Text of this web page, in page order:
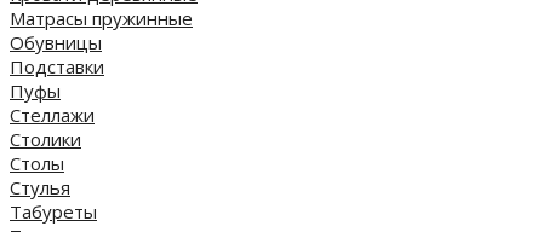
Матрасы пружинные
Обувницы
Подставки
Пуфы
Стеллажи
Столики
Столы
Стулья
Табуреты